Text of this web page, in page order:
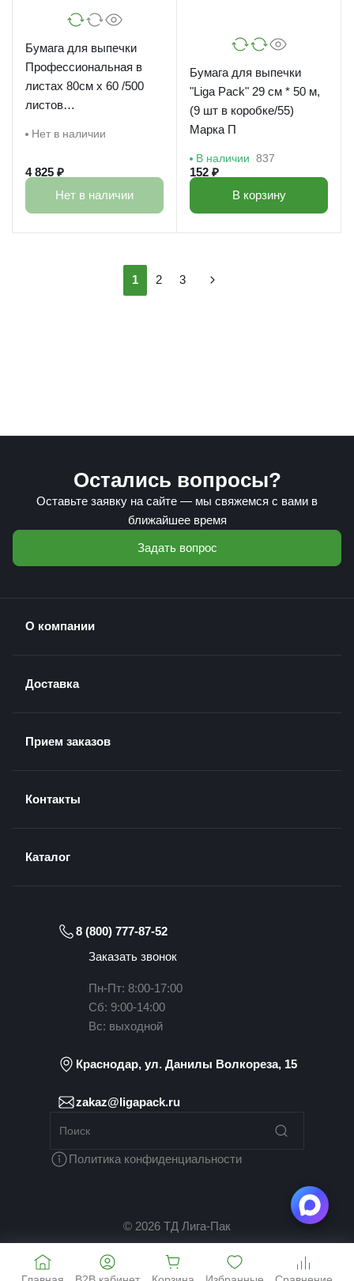
Бумага для выпечки
Профессиональная в
листах 80см х 60 /500
листов
Нет в наличии
4 825 ₽
Нет в наличии
Бумага для выпечки
"Liga Pack" 29 см * 50 м,
(9 шт в коробке/55)
Марка П
В наличии 837
152 ₽
В корзину
1 2 3
Остались вопросы?
Оставьте заявку на сайте — мы свяжемся с вами в
ближайшее время
Задать вопрос
О компании
Доставка
Прием заказов
Контакты
Каталог
8 (800) 777-87-52
Заказать звонок
Пн-Пт: 8:00-17:00
Сб: 9:00-14:00
Вс: выходной
Краснодар, ул. Данилы Волкореза, 15
zakaz@ligapack.ru
Политика конфиденциальности
© 2026 ТД Лига-Пак